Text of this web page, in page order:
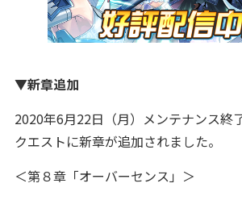
▼新章追加
2020年6月22日（月）メンテナンス終
クエストに新章が追加されました。
＜第８章「オーバーセンス」＞